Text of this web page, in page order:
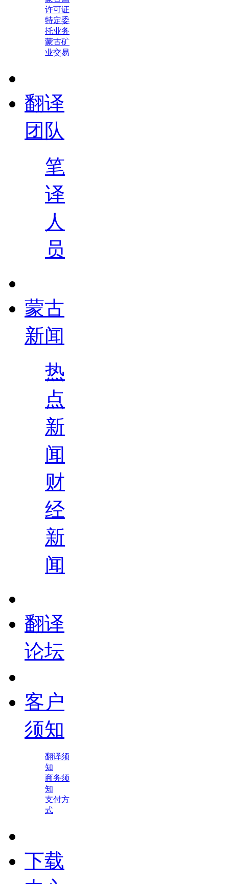
许可证
特定委
托业务
蒙古矿
业交易
翻译
团队
笔
译
人
员
蒙古
新闻
热
点
新
闻
财
经
新
闻
翻译
论坛
客户
须知
翻译须
知
商务须
知
支付方
式
下载